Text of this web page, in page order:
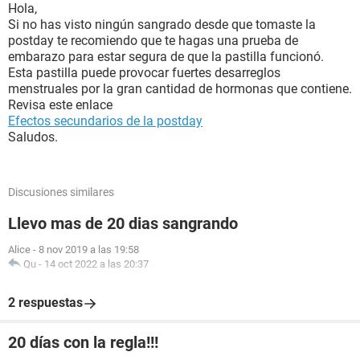
Hola,
Si no has visto ningún sangrado desde que tomaste la
postday te recomiendo que te hagas una prueba de
embarazo para estar segura de que la pastilla funcionó.
Esta pastilla puede provocar fuertes desarreglos
menstruales por la gran cantidad de hormonas que contiene.
Revisa este enlace
Efectos secundarios de la postday
Saludos.
Discusiones similares
Llevo mas de 20 dias sangrando
Alice - 8 nov 2019 a las 19:58
Qu - 14 oct 2022 a las 20:37
2 respuestas
20 días con la regla!!!